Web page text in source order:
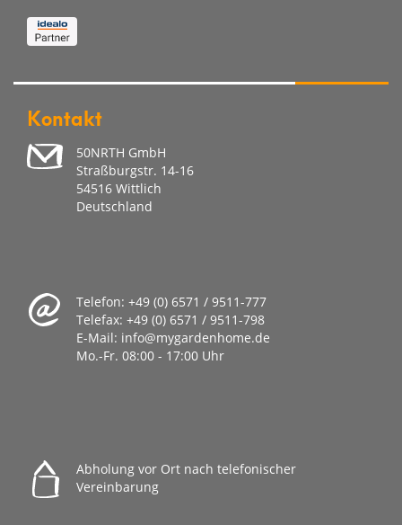
Kontakt
50NRTH GmbH
Straßburgstr. 14-16
54516 Wittlich
Deutschland
Telefon: +49 (0) 6571 / 9511-777
Telefax: +49 (0) 6571 / 9511-798
E-Mail: info@mygardenhome.de
Mo.-Fr. 08:00 - 17:00 Uhr
Abholung vor Ort nach telefonischer
Vereinbarung